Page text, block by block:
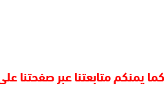
كما يمنكم متابعتنا عبر صفحتنا